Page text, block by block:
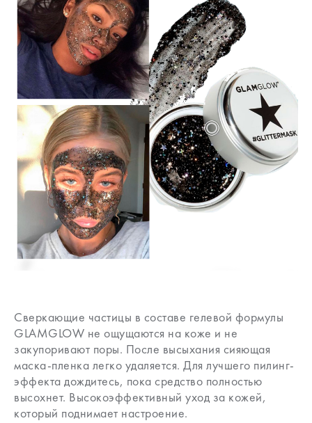
Сверкающие частицы в составе гелевой формулы
GLAMGLOW не ощущаются на коже и не
закупоривают поры. После высыхания сияющая
маска-пленка легко удаляется. Для лучшего пилинг-
эффекта дождитесь, пока средство полностью
высохнет. Высокоэффективный уход за кожей,
который поднимает настроение.